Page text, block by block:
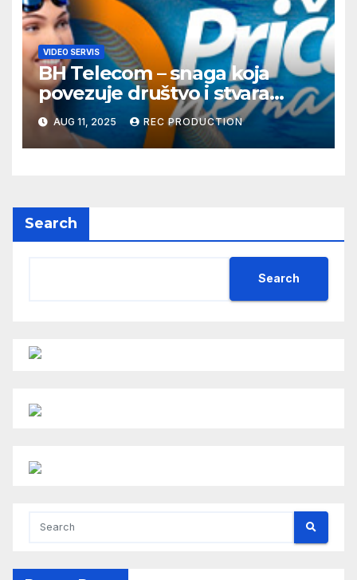
VIDEO SERVIS
BH Telecom – snaga koja
povezuje društvo i stvara
dobre priče
AUG 11, 2025 REC PRODUCTION
Search
Search